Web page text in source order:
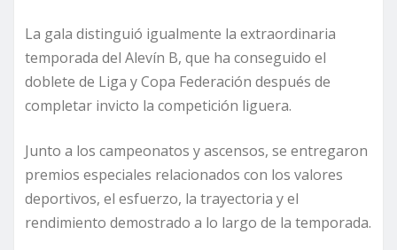
La gala distinguió igualmente la extraordinaria
temporada del Alevín B, que ha conseguido el
doblete de Liga y Copa Federación después de
completar invicto la competición liguera.
Junto a los campeonatos y ascensos, se entregaron
premios especiales relacionados con los valores
deportivos, el esfuerzo, la trayectoria y el
rendimiento demostrado a lo largo de la temporada.